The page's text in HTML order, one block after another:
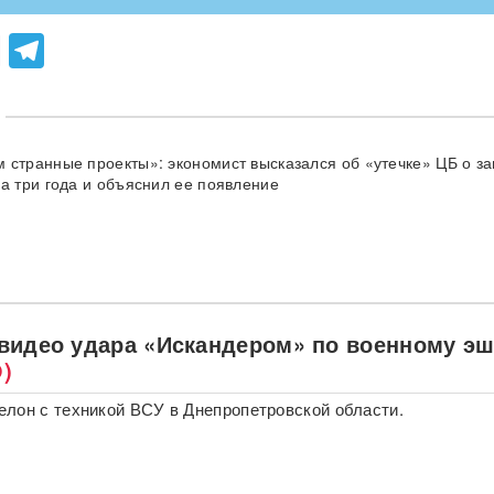
Viber
проекты»: экономист высказался об «утечке» ЦБ о
три года и объяснил ее появление
удара «Искандером» по военному
с техникой ВСУ в Днепропетровской области.